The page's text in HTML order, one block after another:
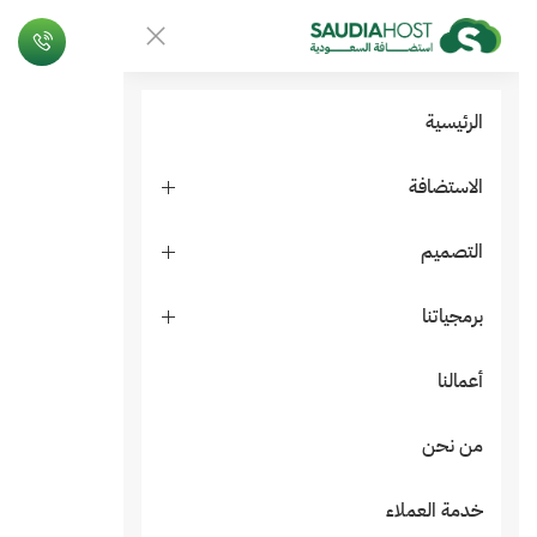
الرئيسية
الاستضافة
التصميم
برمجياتنا
أعمالنا
من نحن
خدمة العملاء